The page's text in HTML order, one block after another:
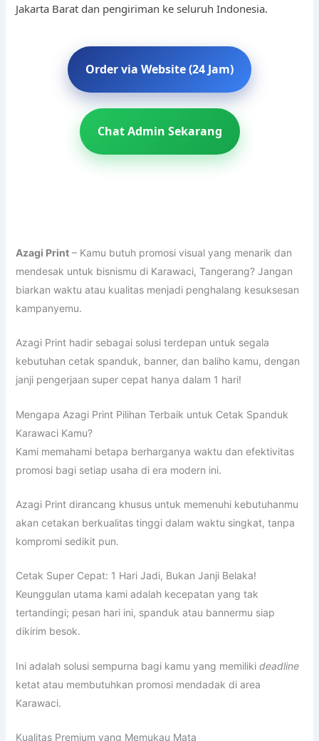
Jakarta Barat dan pengiriman ke seluruh Indonesia.
Order via Website (24 Jam)
Chat Admin Sekarang
Azagi Print– Kamu butuh promosi visual yang menarik dan
mendesak untuk bisnismu di Karawaci, Tangerang? Jangan
biarkan waktu atau kualitas menjadi penghalang kesuksesan
kampanyemu.
Azagi Print hadir sebagai solusi terdepan untuk segala
kebutuhan cetak spanduk, banner, dan baliho kamu, dengan
janji pengerjaan super cepat hanya dalam 1 hari!
Mengapa Azagi Print Pilihan Terbaik untuk Cetak Spanduk
Karawaci Kamu?
Kami memahami betapa berharganya waktu dan efektivitas
promosi bagi setiap usaha di era modern ini.
Azagi Print dirancang khusus untuk memenuhi kebutuhanmu
akan cetakan berkualitas tinggi dalam waktu singkat, tanpa
kompromi sedikit pun.
Cetak Super Cepat: 1 Hari Jadi, Bukan Janji Belaka!
Keunggulan utama kami adalah kecepatan yang tak
tertandingi; pesan hari ini, spanduk atau bannermu siap
dikirim besok.
Ini adalah solusi sempurna bagi kamu yang memiliki deadline
ketat atau membutuhkan promosi mendadak di area
Karawaci.
Kualitas Premium yang Memukau Mata